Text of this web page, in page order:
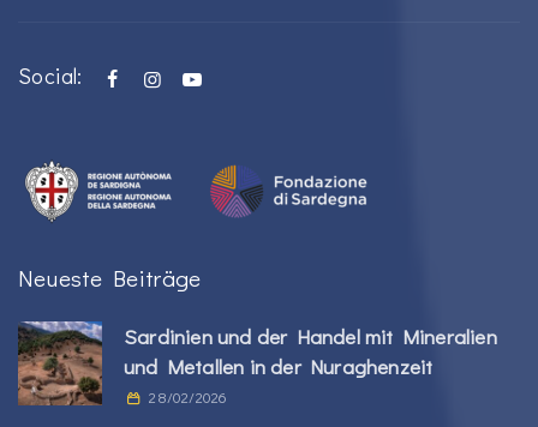
Social:
Neueste Beiträge
Sardinien und der Handel mit Mineralien
und Metallen in der Nuraghenzeit
28/02/2026